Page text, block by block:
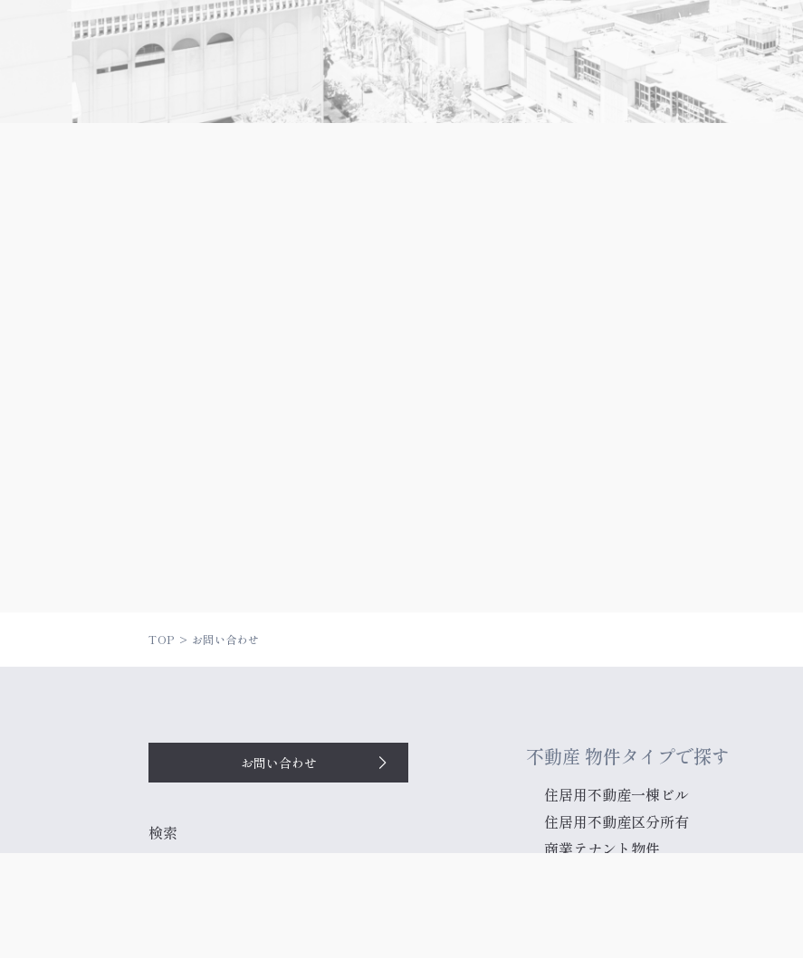
TOP お問い合わせ
お問い合わせ
検索
不動産 物件タイプで探す
住居用不動産一棟ビル
住居用不動産区分所有
商業テナント物件